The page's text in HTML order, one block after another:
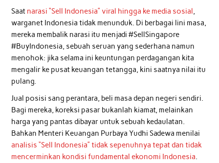
Saat narasi “Sell Indonesia” viral hingga ke media sosial,
warganet Indonesia tidak menunduk. Di berbagai lini masa,
mereka membalik narasi itu menjadi #SellSingapore
#BuyIndonesia, sebuah seruan yang sederhana namun
menohok: jika selama ini keuntungan perdagangan kita
mengalir ke pusat keuangan tetangga, kini saatnya nilai itu
pulang.
Jual posisi sang perantara, beli masa depan negeri sendiri.
Bagi mereka, koreksi pasar bukanlah kiamat, melainkan
harga yang pantas dibayar untuk sebuah kedaulatan.
Bahkan Menteri Keuangan Purbaya Yudhi Sadewa menilai
analisis “Sell Indonesia” tidak sepenuhnya tepat dan tidak
mencerminkan kondisi fundamental ekonomi Indonesia.